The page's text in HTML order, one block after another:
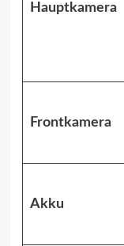
Hauptkamera
Frontkamera
Akku